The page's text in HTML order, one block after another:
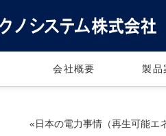
会社概要 製品
«日本の電力事情（再生可能エ